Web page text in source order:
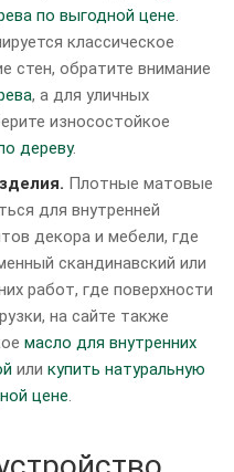
по выгодной цене.
классическое
стен, обратите внимание
, а для уличных
износостойкое
дереву.
Плотные матовые
для внутренней
декора и мебели, где
скандинавский или
работ, где поверхности
на сайте также
масло для внутренних
или купить натуральную
цене.